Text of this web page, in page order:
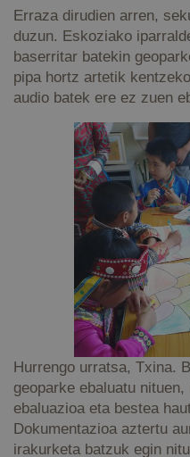
Erraza dirudien arren,
duzun. Eskoziako
baserritar batekin
pipa hortz artetik
audio batek ere ez zuen
Hurrengo urratsa, Txina.
geoparke ebaluatu
ebaluazioa eta bestea
Dokumentazioa aztertu
irakurketa batzuk egin